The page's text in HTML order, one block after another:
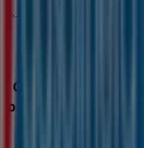
Lugo
Coches, Motos y